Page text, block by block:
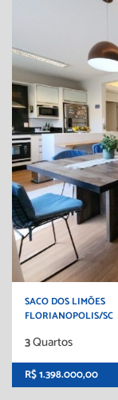
SACO DOS LIMÕES
FLORIANOPOLIS/SC
3Quartos
R$ 1.398.000,00